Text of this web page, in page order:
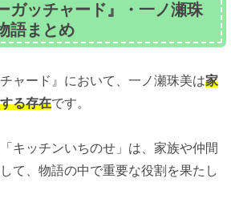
ガッチャード』・一ノ瀬珠
語まとめ
ャード』において、一ノ瀬珠美は家
る存在です。
キッチンいちのせ」は、家族や仲間
て、物語の中で重要な役割を果たし